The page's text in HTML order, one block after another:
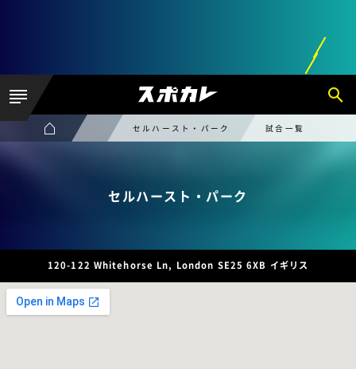
セルハースト・パーク 試合一覧
セルハースト・パーク
120-122 Whitehorse Ln, London SE25 6XB イギリス